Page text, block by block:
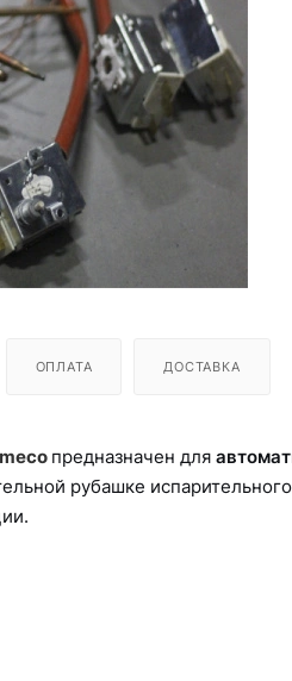
ОПЛАТА ДОСТАВКА
предназначен для
рубашке